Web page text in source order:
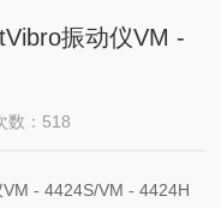
振动仪VM -
数：518
- 4424S/VM - 4424H